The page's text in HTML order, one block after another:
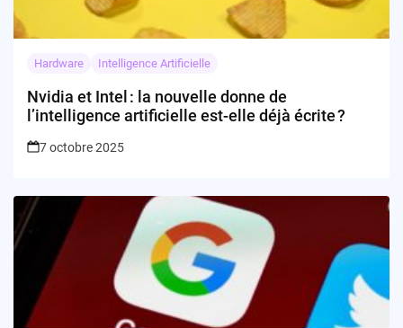
Hardware Intelligence Artificielle
Nvidia et Intel : la nouvelle donne de
l’intelligence artificielle est-elle déjà écrite ?
7 octobre 2025